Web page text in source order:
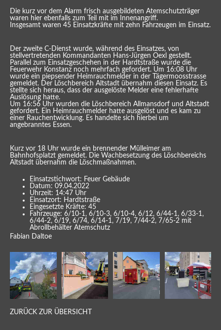
Die kurz vor dem Alarm frisch ausgebildeten Atemschutzträger
waren hier ebenfalls zum Teil mit im Innenangriff.
Insgesamt waren 45 Einsatzkräfte mit zehn Fahrzeugen im Einsatz.
Der zweite C-Dienst wurde, während des Einsatzes, von
stellvertretenden Kommandanten Hans-Jürgen Oexl gestellt.
Parallel zum Einsatzgeschehen in der Hardtstraße wurde die
Feuerwehr Konstanz noch mehrfach gefordert. Um 16:08 Uhr
wurde ein piepsender Heimrauchmelder in der Tägermoosstrasse
gemeldet. Der Löschbereich Altstadt übernahm diesen Einsatz. Es
stellte sich heraus, dass der ausgelöste Melder eine fehlerhafte
Auslösung hatte.
Um 16:56 Uhr wurden die Löschbereich Allmansdorf und Altstadt
gefordert. Ein Heimrauchmelder hatte ausgelöst und es kam zu
einer Rauchentwicklung. Es handelte sich hierbei um
angebranntes Essen.
Kurz vor 18 Uhr wurde ein brennender Mülleimer am
Bahnhofsplatzt gemeldet. Die Wachbesetzung des Löschbereichs
Altstadt übernahm die Löschmaßnahmen.
Einsatzstichwort: Feuer Gebäude
Datum: 09.04.2022
Uhrzeit: 14:47 Uhr
Einsatzort: Hardtstraße
Eingesetzte Kräfte: 45
Fahrzeuge: 6/10-1, 6/10-3, 6/10-4, 6/12, 6/44-1, 6/33-1,
6/44-2, 6/19, 6/74, 6/14-1, 7/19, 7/44-2, 7/65-2 mit
Abrollbehälter Atemschutz
Fabian Daltoe
ZURÜCK ZUR ÜBERSICHT